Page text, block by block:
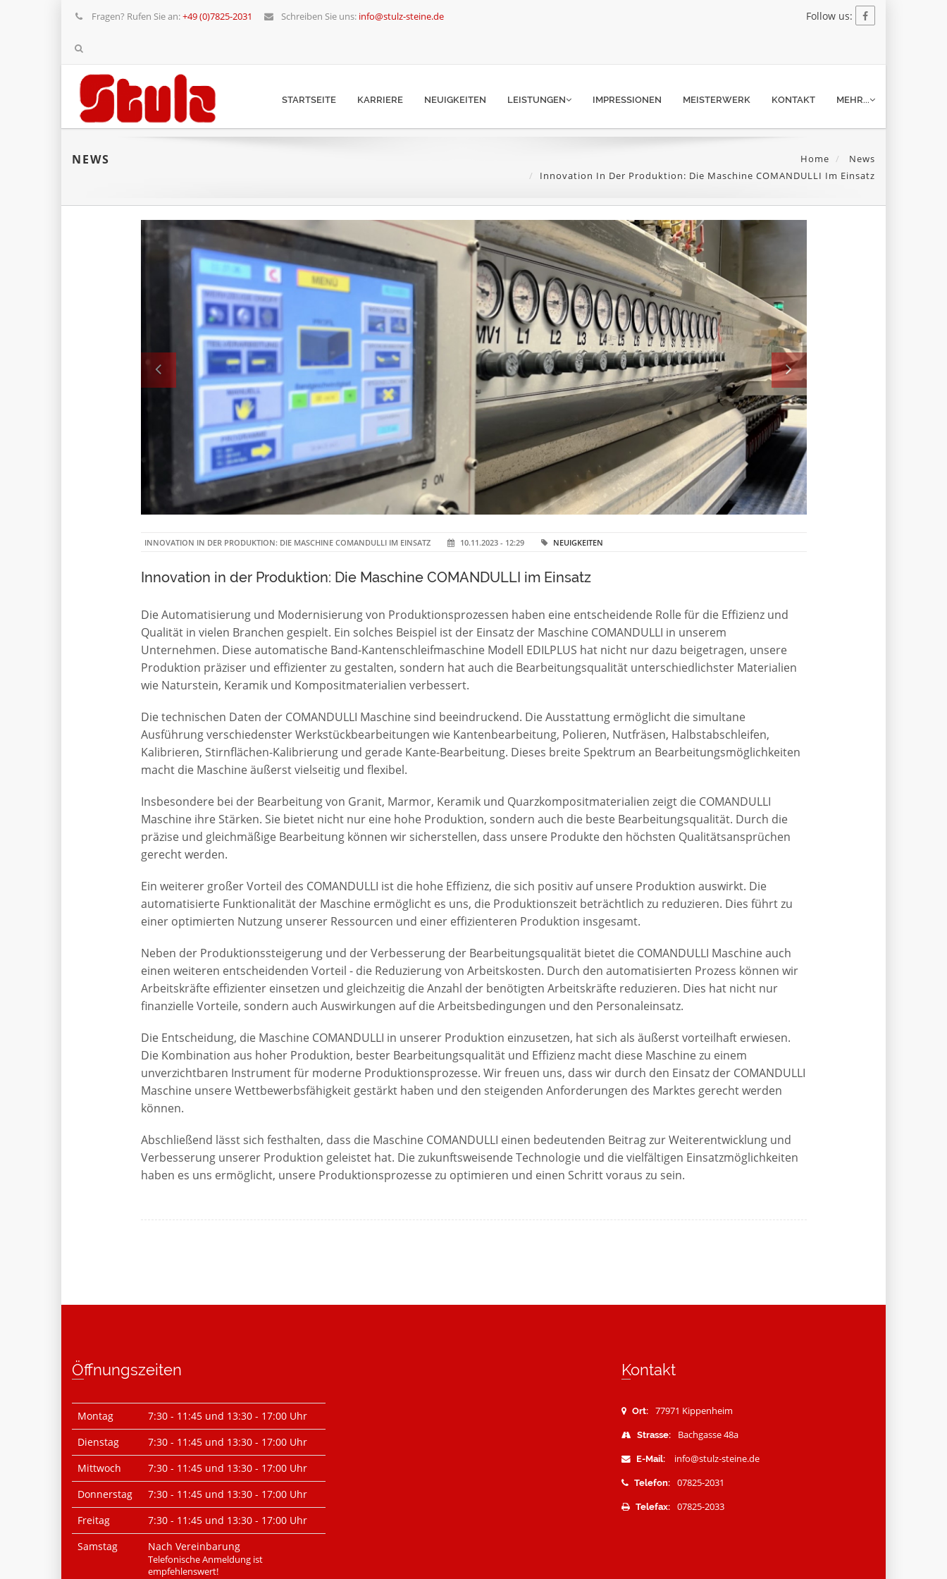
Fragen? Rufen Sie an:+49 (0)7825-2031 Schreiben Sie uns: info@stulz-steine.de Follow us:
STARTSEITE KARRIERE NEUIGKEITEN LEISTUNGEN IMPRESSIONEN MEISTERWERK KONTAKT MEHR...
NEWS Home
News
Innovation In Der Produktion: Die Maschine COMANDULLI Im Einsatz
INNOVATION IN DER PRODUKTION: DIE MASCHINE COMANDULLI IM EINSATZ 10.11.2023 - 12:29 NEUIGKEITEN
Innovation in der Produktion: Die Maschine COMANDULLI im Einsatz
Die Automatisierung und Modernisierung von Produktionsprozessen haben eine entscheidende Rolle für die Effizienz und
Qualität in vielen Branchen gespielt. Ein solches Beispiel ist der Einsatz der Maschine COMANDULLI in unserem
Unternehmen. Diese automatische Band-Kantenschleifmaschine Modell EDILPLUS hat nicht nur dazu beigetragen, unsere
Produktion präziser und effizienter zu gestalten, sondern hat auch die Bearbeitungsqualität unterschiedlichster Materialien
wie Naturstein, Keramik und Kompositmaterialien verbessert.
Die technischen Daten der COMANDULLI Maschine sind beeindruckend. Die Ausstattung ermöglicht die simultane
Ausführung verschiedenster Werkstückbearbeitungen wie Kantenbearbeitung, Polieren, Nutfräsen, Halbstabschleifen,
Kalibrieren, Stirnflächen-Kalibrierung und gerade Kante-Bearbeitung. Dieses breite Spektrum an Bearbeitungsmöglichkeiten
macht die Maschine äußerst vielseitig und flexibel.
Insbesondere bei der Bearbeitung von Granit, Marmor, Keramik und Quarzkompositmaterialien zeigt die COMANDULLI
Maschine ihre Stärken. Sie bietet nicht nur eine hohe Produktion, sondern auch die beste Bearbeitungsqualität. Durch die
präzise und gleichmäßige Bearbeitung können wir sicherstellen, dass unsere Produkte den höchsten Qualitätsansprüchen
gerecht werden.
Ein weiterer großer Vorteil des COMANDULLI ist die hohe Effizienz, die sich positiv auf unsere Produktion auswirkt. Die
automatisierte Funktionalität der Maschine ermöglicht es uns, die Produktionszeit beträchtlich zu reduzieren. Dies führt zu
einer optimierten Nutzung unserer Ressourcen und einer effizienteren Produktion insgesamt.
Neben der Produktionssteigerung und der Verbesserung der Bearbeitungsqualität bietet die COMANDULLI Maschine auch
einen weiteren entscheidenden Vorteil - die Reduzierung von Arbeitskosten. Durch den automatisierten Prozess können wir
Arbeitskräfte effizienter einsetzen und gleichzeitig die Anzahl der benötigten Arbeitskräfte reduzieren. Dies hat nicht nur
finanzielle Vorteile, sondern auch Auswirkungen auf die Arbeitsbedingungen und den Personaleinsatz.
Die Entscheidung, die Maschine COMANDULLI in unserer Produktion einzusetzen, hat sich als äußerst vorteilhaft erwiesen.
Die Kombination aus hoher Produktion, bester Bearbeitungsqualität und Effizienz macht diese Maschine zu einem
unverzichtbaren Instrument für moderne Produktionsprozesse. Wir freuen uns, dass wir durch den Einsatz der COMANDULLI
Maschine unsere Wettbewerbsfähigkeit gestärkt haben und den steigenden Anforderungen des Marktes gerecht werden
können.
Abschließend lässt sich festhalten, dass die Maschine COMANDULLI einen bedeutenden Beitrag zur Weiterentwicklung und
Verbesserung unserer Produktion geleistet hat. Die zukunftsweisende Technologie und die vielfältigen Einsatzmöglichkeiten
haben es uns ermöglicht, unsere Produktionsprozesse zu optimieren und einen Schritt voraus zu sein.
Öffnungszeiten
Montag
7:30 - 11:45 und 13:30 - 17:00 Uhr
Dienstag
7:30 - 11:45 und 13:30 - 17:00 Uhr
Mittwoch
7:30 - 11:45 und 13:30 - 17:00 Uhr
Donnerstag
7:30 - 11:45 und 13:30 - 17:00 Uhr
Freitag
7:30 - 11:45 und 13:30 - 17:00 Uhr
Samstag
Nach Vereinbarung
Telefonische Anmeldung ist
empfehlenswert!
Kontakt
Ort: 77971 Kippenheim
Strasse: Bachgasse 48a
E-Mail: info@stulz-steine.de
Telefon: 07825-2031
Telefax: 07825-2033